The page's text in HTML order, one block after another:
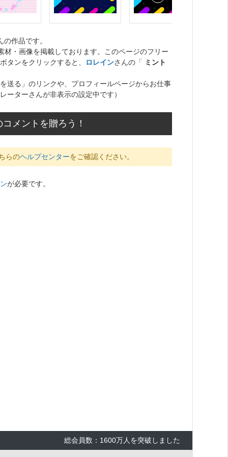
の作品です。
・画像を掲載しております。このページのフリー
タンをクリックすると、
ロレインさんの「 ミント
送る」のリンクや、プロフィールページからお仕事
ーターさんが非表示の設定中です）
メントを贈ろう！
らのヘルプセンターをご確認ください。
が必要です。
総会員数：1600万人を突破しました